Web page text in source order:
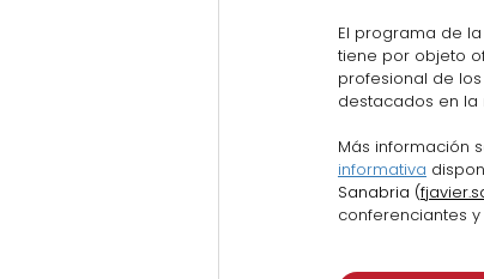
El programa de la
tiene por objeto
profesional de
destacados en
Más información
informativa
Sanabria (
conferenciantes